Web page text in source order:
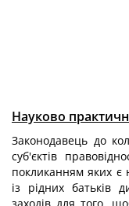
Науково
Законодавець до
суб'єктів
покликанням яких
із рідних батьків